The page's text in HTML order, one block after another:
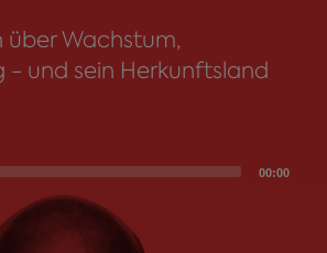
über Wachstum,
- und sein Herkunftsland
00:00